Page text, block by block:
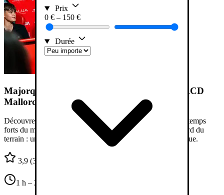
Prix
0 € – 150 €
Durée
Majorque : billet d'entrée pour le musée du RCD
Mallorca et visite guidée du stade
Découvrez les coulisses du Son Moix du RCD Mallorca : temps
forts du musée, tunnel des joueurs, vestiaires et vues au bord du
terrain : une expérience incontournable au stade de Majorque.
3,9 (38)
1 h – 2 h